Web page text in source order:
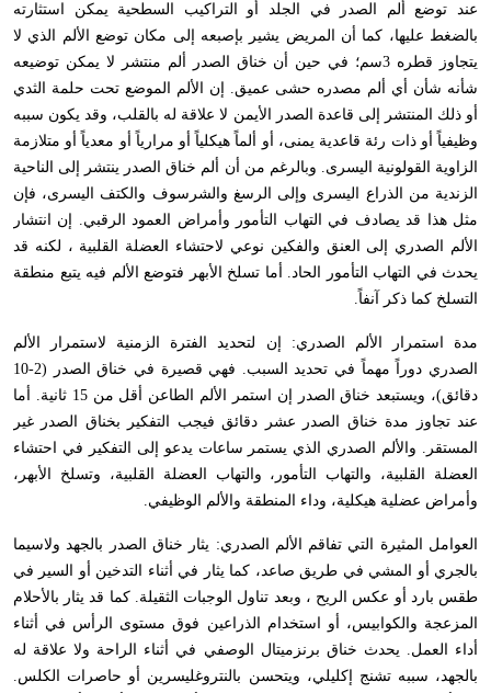
عند توضع ألم الصدر في الجلد أو التراكيب السطحية يمكن استثارته
بالضغط عليها، كما أن المريض يشير بإصبعه إلى مكان توضع الألم الذي لا
يتجاوز قطره 3سم؛ في حين أن خناق الصدر ألم منتشر لا يمكن توضيعه
شأنه شأن أي ألم مصدره حشى عميق. إن الألم الموضع تحت حلمة الثدي
أو ذلك المنتشر إلى قاعدة الصدر الأيمن لا علاقة له بالقلب، وقد يكون سببه
وظيفياً أو ذات رئة قاعدية يمنى، أو ألماً هيكلياً أو مرارياً أو معدياً أو متلازمة
الزاوية القولونية اليسرى. وبالرغم من أن ألم خناق الصدر ينتشر إلى الناحية
الزندية من الذراع اليسرى وإلى الرسغ والشرسوف والكتف اليسرى، فإن
مثل هذا قد يصادف في التهاب التأمور وأمراض العمود الرقبي. إن انتشار
الألم الصدري إلى العنق والفكين نوعي لاحتشاء العضلة القلبية ، لكنه قد
يحدث في التهاب التأمور الحاد. أما تسلخ الأبهر فتوضع الألم فيه يتبع منطقة
التسلخ كما ذكر آنفاً.
مدة استمرار الألم الصدري: إن لتحديد الفترة الزمنية لاستمرار الألم
الصدري دوراً مهماً في تحديد السبب. فهي قصيرة في خناق الصدر (2-10
دقائق)، ويستبعد خناق الصدر إن استمر الألم الطاعن أقل من 15 ثانية. أما
عند تجاوز مدة خناق الصدر عشر دقائق فيجب التفكير بخناق الصدر غير
المستقر. والألم الصدري الذي يستمر ساعات يدعو إلى التفكير في احتشاء
العضلة القلبية، والتهاب التأمور، والتهاب العضلة القلبية، وتسلخ الأبهر،
وأمراض عضلية هيكلية، وداء المنطقة والألم الوظيفي.
العوامل المثيرة التي تفاقم الألم الصدري: يثار خناق الصدر بالجهد ولاسيما
بالجري أو المشي في طريق صاعد، كما يثار في أثناء التدخين أو السير في
طقس بارد أو عكس الريح ، وبعد تناول الوجبات الثقيلة. كما قد يثار بالأحلام
المزعجة والكوابيس، أو استخدام الذراعين فوق مستوى الرأس في أثناء
أداء العمل. يحدث خناق برنزميتال الوصفي في أثناء الراحة ولا علاقة له
بالجهد، سببه تشنج إكليلي، ويتحسن بالنتروغليسرين أو حاصرات الكلس.